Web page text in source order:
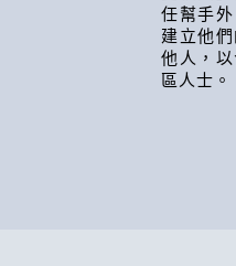
任幫手
建立他
他人，
區人士。